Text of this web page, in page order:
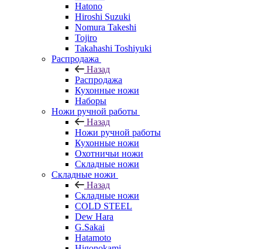
Hatono
Hiroshi Suzuki
Nomura Takeshi
Tojiro
Takahashi Toshiyuki
Распродажа
Назад
Распродажа
Кухонные ножи
Наборы
Ножи ручной работы
Назад
Ножи ручной работы
Кухонные ножи
Охотничьи ножи
Складные ножи
Складные ножи
Назад
Складные ножи
COLD STEEL
Dew Hara
G.Sakai
Hatamoto